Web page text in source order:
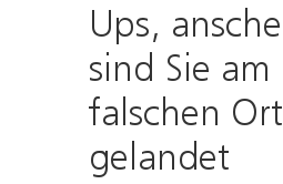
Ups,
sind Sie am
falschen Ort
gelandet